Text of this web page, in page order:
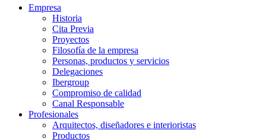
Empresa
Historia
Cita Previa
Proyectos
Filosofía de la empresa
Personas, productos y servicios
Delegaciones
Ibergroup
Compromiso de calidad
Canal Responsable
Profesionales
Arquitectos, diseñadores e interioristas
Productos